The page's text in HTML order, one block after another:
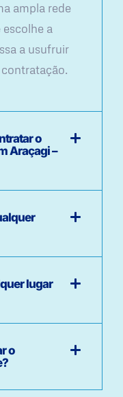
ampla rede
a
a usufruir
o
Araçagi –
lugar
o